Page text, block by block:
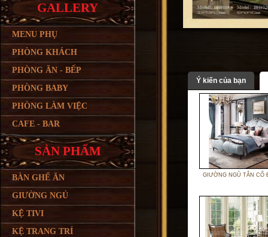
GALLERY
MENU PHỤ
PHÒNG KHÁCH
PHÒNG ĂN - BẾP
PHÒNG BABY
PHÒNG LÀM VIỆC
CAFE - BAR
SẢN PHẨM
BÀN GHẾ ĂN
GIƯỜNG NGỦ
KỆ TIVI
KỆ TRANG TRÍ
Ý kiến của bạn
GIƯỜNG NGỦ TÂN CỔ